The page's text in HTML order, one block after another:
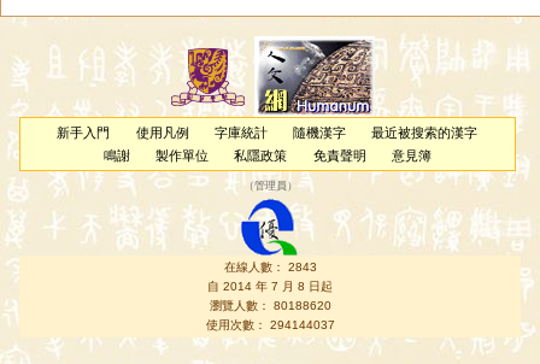
新手入門 使用凡例 字庫統計 隨機漢字
最近被搜索的漢字
鳴謝
製作單位 私隱政策 免責聲明 意見簿
（管理員 ）
在線人數： 2843
自 2014 年 7 月 8 日起
瀏覽人數： 80188620
使用次數： 294144037